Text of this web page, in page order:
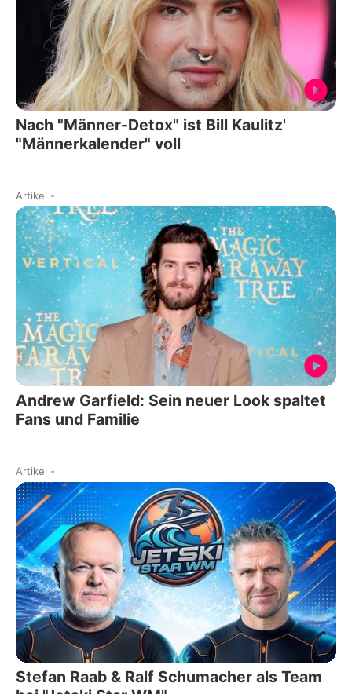
Nach "Männer-Detox" ist Bill Kaulitz'
"Männerkalender" voll
Artikel -
Andrew Garfield: Sein neuer Look spaltet
Fans und Familie
Artikel -
Stefan Raab & Ralf Schumacher als Team